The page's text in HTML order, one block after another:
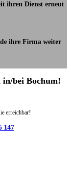
ihren Dienst erneut
ihre Firma weiter
in/bei Bochum!
erreichbar!
147